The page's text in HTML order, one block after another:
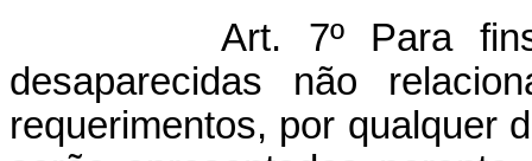
Art. 7º Para
desaparecidas não
requerimentos, por qualquer